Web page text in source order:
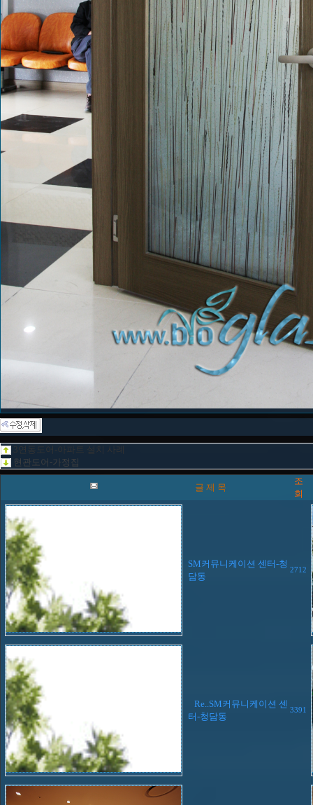
3연동도어-아파트 설치 사례
현관도어-가정집
글 제 목
조
회
SM커뮤니케이션 센터-청
담동
2712
Re..SM커뮤니케이션 센
터-청담동
3391